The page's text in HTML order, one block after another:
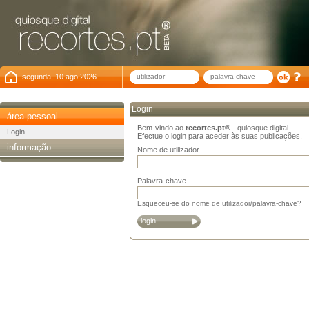
segunda, 10 ago 2026
área pessoal
Login
informação
Login
Bem-vindo ao recortes.pt® - quiosque digital.
Efectue o login para aceder às suas publicações.
Nome de utilizador
Palavra-chave
Esqueceu-se do nome de utilizador/palavra-chave?
login